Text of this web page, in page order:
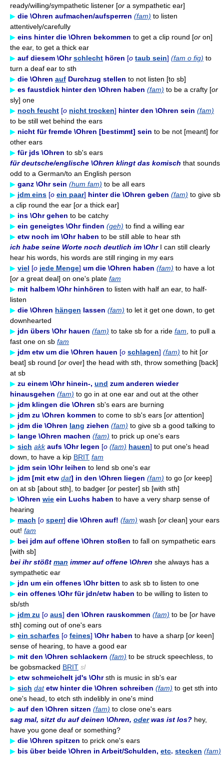
ready/willing/sympathetic listener [or a sympathetic ear]
▶ die \Ohren aufmachen/aufsperren (fam) to listen
attentively/carefully
▶ eins hinter die \Ohren bekommen to get a clip round [or on]
the ear, to get a thick ear
▶ auf diesem \Ohrschlecht hören [o taub sein] (fam o fig) to
turn a deaf ear to sth
▶ die \Ohren auf Durchzug stellen to not listen [to sb]
▶ es faustdick hinter den \Ohren haben (fam) to be a crafty [or
sly] one
▶ noch feucht [o nicht trocken] hinter den \Ohren sein (fam)
to be still wet behind the ears
▶ nicht für fremde \Ohren [bestimmt] sein to be not [meant] for
other ears
▶ für jds \Ohren to sb's ears
für deutsche/englische \Ohren klingt das komisch that sounds
odd to a German/to an English person
▶ ganz \Ohr sein (hum fam) to be all ears
▶ jdm eins [o ein paar] hinter die \Ohren geben (fam) to give sb
a clip round the ear [or a thick ear]
▶ ins \Ohr gehen to be catchy
▶ ein geneigtes \Ohr finden (geh) to find a willing ear
▶ etw noch im \Ohr haben to be still able to hear sth
ich habe seine Worte noch deutlich im \OhrI can still clearly
hear his words, his words are still ringing in my ears
▶ viel [o jede Menge] um die \Ohren haben (fam) to have a lot
[or a great deal] on one's plate fam
▶ mit halbem \Ohr hinhören to listen with half an ear, to half-
listen
▶ die \Ohren hängen lassen (fam) to let it get one down, to get
downhearted
▶ jdn übers \Ohr hauen (fam) to take sb for a ride fam , to pull a
fast one on sb fam
▶ jdm etw um die \Ohren hauen [o schlagen] (fam) to hit [or
beat] sb round [or over] the head with sth, throw something [back]
at sb
▶ zu einem \Ohr hinein-, und zum anderen wieder
hinausgehen (fam) to go in at one ear and out at the other
▶ jdm klingen die \Ohren sb's ears are burning
▶ jdm zu \Ohren kommen to come to sb's ears [or attention]
▶ jdm die \Ohren lang ziehen (fam) to give sb a good talking to
▶ lange \Ohren machen (fam) to prick up one's ears
▶ sich akk aufs \Ohr legen [o (fam) hauen] to put one's head
down, to have a kip BRIT fam
▶ jdm sein \Ohr leihen to lend sb one's ear
▶ jdm [mit etw dat] in den \Ohren liegen (fam) to go [or keep]
on at sb [about sth], to badger [or pester] sb [with sth]
▶ \Ohren wie ein Luchs haben to have a very sharp sense of
hearing
▶ mach [o sperr] die \Ohren auf! (fam) wash [or clean] your ears
out! fam
▶ bei jdm auf offene \Ohren stoßen to fall on sympathetic ears
[with sb]
bei ihr stößt man immer auf offene \Ohren she always has a
sympathetic ear
▶ jdn um ein offenes \Ohr bitten to ask sb to listen to one
▶ ein offenes \Ohr für jdn/etw haben to be willing to listen to
sb/sth
▶ jdm zu [o aus] den \Ohren rauskommen (fam) to be [or have
sth] coming out of one's ears
▶ ein scharfes [o feines] \Ohr haben to have a sharp [or keen]
sense of hearing, to have a good ear
▶ mit den \Ohren schlackern (fam) to be struck speechless, to
be gobsmacked BRIT sl
▶ etw schmeichelt jd's \Ohrsth is music in sb's ear
▶ sich dat etw hinter die \Ohren schreiben (fam) to get sth into
one's head, to etch sth indelibly in one's mind
▶ auf den \Ohren sitzen (fam) to close one's ears
sag mal, sitzt du auf deinen \Ohren, oderwas ist los? hey,
have you gone deaf or something?
▶ die \Ohren spitzen to prick one's ears
▶ bis über beide \Ohren in Arbeit/Schulden, etc. stecken (fam)